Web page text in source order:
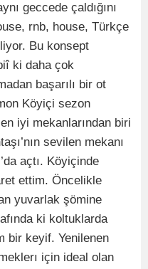
geccede çaldığını
rnb, house, Türkçe
Bu konsept
ki daha çok
başarılı bir ot
Köyiçi sezon
iyi mekanlarından biri
sevilen mekanı
açtı. Köyiçinde
ettim. Öncelikle
yuvarlak şömine
ki koltuklarda
bir keyif. Yenilenen
için ideal olan